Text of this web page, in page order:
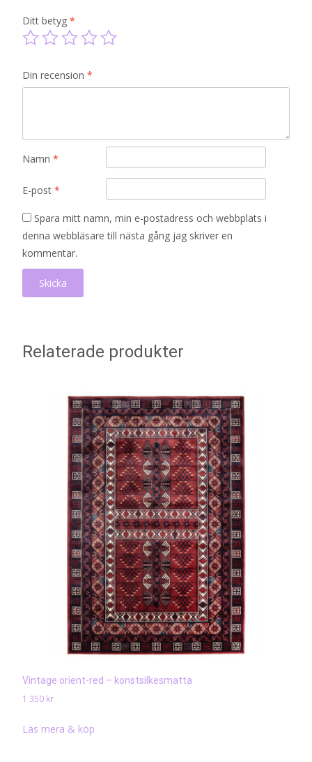
Ditt betyg *
Din recension *
Namn *
E-post *
Spara mitt namn, min e-postadress och webbplats i
denna webbläsare till nästa gång jag skriver en
kommentar.
Relaterade produkter
Vintage orient-red – konstsilkesmatta
1 350 kr
Läs mera & köp